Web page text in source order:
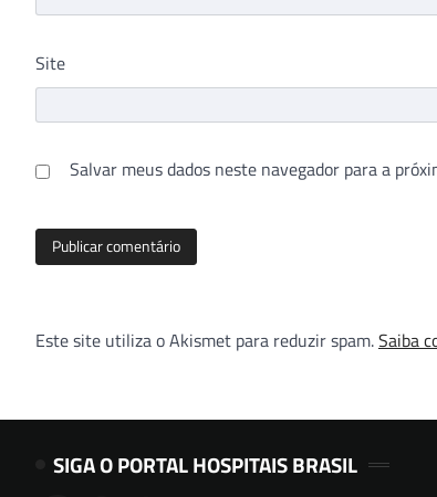
Site
Salvar meus dados neste navegador para a
Este site utiliza o Akismet para reduzir spam.Saiba
SIGA O PORTAL HOSPITAIS BRASIL